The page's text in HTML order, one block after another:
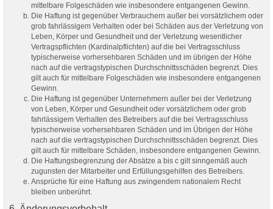
mittelbare Folgeschäden wie insbesondere entgangenen Gewinn.
Die Haftung ist gegenüber Verbrauchern außer bei vorsätzlichem oder
grob fahrlässigem Verhalten oder bei Schäden aus der Verletzung von
Leben, Körper und Gesundheit und der Verletzung wesentlicher
Vertragspflichten (Kardinalpflichten) auf die bei Vertragsschluss
typischerweise vorhersehbaren Schäden und im übrigen der Höhe
nach auf die vertragstypischen Durchschnittsschäden begrenzt. Dies
gilt auch für mittelbare Folgeschäden wie insbesondere entgangenen
Gewinn.
Die Haftung ist gegenüber Unternehmern außer bei der Verletzung
von Leben, Körper und Gesundheit oder vorsätzlichem oder grob
fahrlässigem Verhalten des Betreibers auf die bei Vertragsschluss
typischerweise vorhersehbaren Schäden und im Übrigen der Höhe
nach auf die vertragstypischen Durchschnittsschäden begrenzt. Dies
gilt auch für mittelbare Schäden, insbesondere entgangenen Gewinn.
Die Haftungsbegrenzung der Absätze a bis c gilt sinngemäß auch
zugunsten der Mitarbeiter und Erfüllungsgehilfen des Betreibers.
Ansprüche für eine Haftung aus zwingendem nationalem Recht
bleiben unberührt.